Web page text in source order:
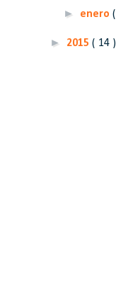
► enero
► 2015 ( 14 )